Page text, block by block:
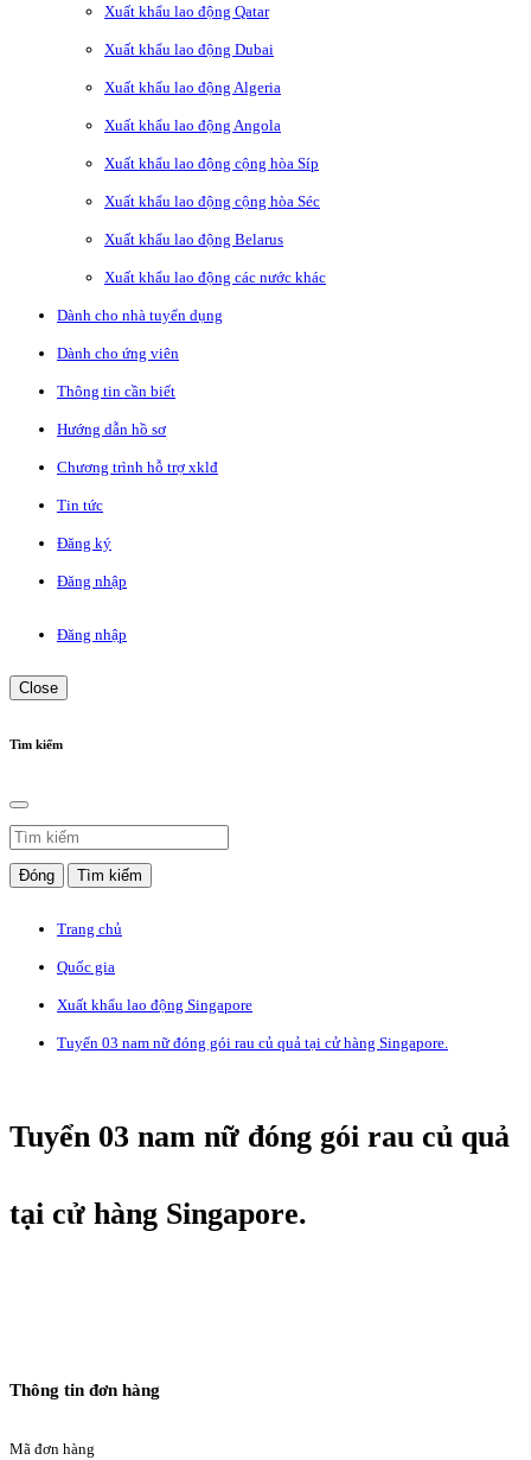
Xuất khẩu lao động Qatar
Xuất khẩu lao động Dubai
Xuất khẩu lao động Algeria
Xuất khẩu lao động Angola
Xuất khẩu lao động cộng hòa Síp
Xuất khẩu lao động cộng hòa Séc
Xuất khẩu lao động Belarus
Xuất khẩu lao động các nước khác
Dành cho nhà tuyển dụng
Dành cho ứng viên
Thông tin cần biết
Hướng dẫn hồ sơ
Chương trình hỗ trợ xklđ
Tin tức
Đăng ký
Đăng nhập
Đăng nhập
Close
Tìm kiếm
Đóng Tìm kiếm
Trang chủ
Quốc gia
Xuất khẩu lao động Singapore
Tuyển 03 nam nữ đóng gói rau củ quả tại cử hàng Singapore.
Tuyển 03 nam nữ đóng gói rau củ quả
tại cử hàng Singapore.
Thông tin đơn hàng
Mã đơn hàng